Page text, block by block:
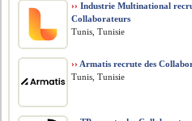
›› Industrie Multinational
Collaborateurs
Tunis, Tunisie
›› Armatis recrute des
Tunis, Tunisie